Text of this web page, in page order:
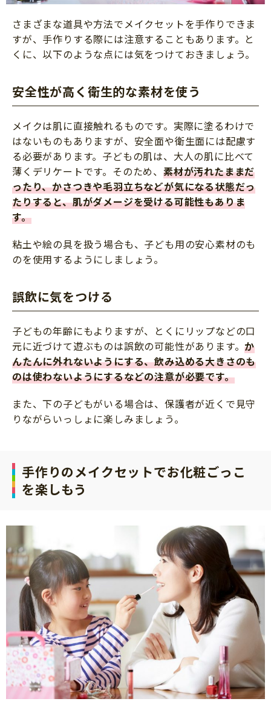
さまざまな道具や方法でメイクセットを手作りできま
すが、手作りする際には注意することもあります。と
くに、以下のような点には気をつけておきましょう。
安全性が高く衛生的な素材を使う
メイクは肌に直接触れるものです。実際に塗るわけで
はないものもありますが、安全面や衛生面には配慮す
る必要があります。子どもの肌は、大人の肌に比べて
薄くデリケートです。そのため、 素材が汚れたままだ
ったり、かさつきや毛羽立ちなどが気になる状態だっ
たりすると、肌がダメージを受ける可能性もありま
す。
粘土や絵の具を扱う場合も、子ども用の安心素材のも
のを使用するようにしましょう。
誤飲に気をつける
子どもの年齢にもよりますが、とくにリップなどの口
元に近づけて遊ぶものは誤飲の可能性があります。か
んたんに外れないようにする、飲み込める大きさのも
のは使わないようにするなどの注意が必要です。
また、下の子どもがいる場合は、保護者が近くで見守
りながらいっしょに楽しみましょう。
手作りのメイクセットでお化粧ごっこ
を楽しもう